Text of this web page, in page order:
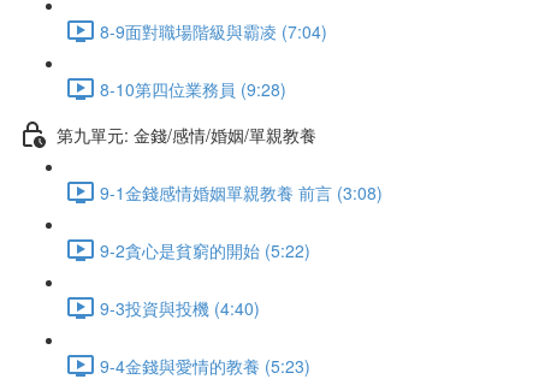
8-9面對職場階級與霸凌 (7:04)
8-10第四位業務員 (9:28)
第九單元: 金錢/感情/婚姻/單親教養
9-1金錢感情婚姻單親教養 前言 (3:08)
9-2貪心是貧窮的開始 (5:22)
9-3投資與投機 (4:40)
9-4金錢與愛情的教養 (5:23)